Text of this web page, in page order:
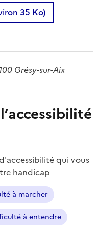
35 Ko)
Grésy-sur-Aix
qui vous
handicap
à marcher
à entendre